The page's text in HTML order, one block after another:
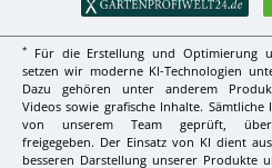
*
Für die Erstellung und Optimierung
setzen wir moderne KI-Technologien
Dazu gehören unter anderem
Videos sowie grafische Inhalte. Sämtliche
von unserem Team geprüft,
freigegeben. Der Einsatz von KI dient
besseren Darstellung unserer Produkte